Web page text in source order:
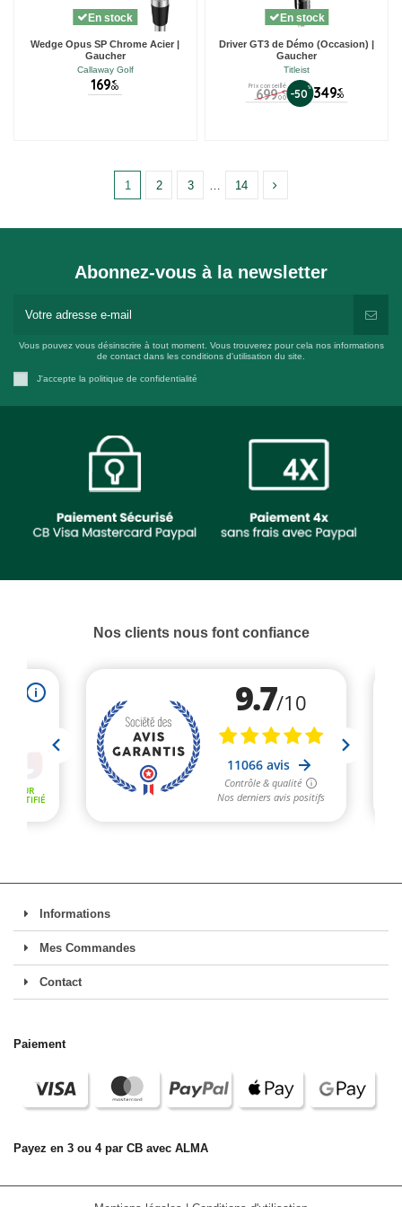
En stock
Wedge Opus SP Chrome Acier |
Gaucher
Callaway Golf
169 €
00
En stock
Driver GT3 de Démo (Occasion) |
Gaucher
Titleist
Prix conseillé
699 €
00 -50% 349 €
50
1 2 3 14
Abonnez-vous à la newsletter
Vous pouvez vous désinscrire à tout moment. Vous trouverez pour cela nos informations
de contact dans les conditions d'utilisation du site.
J'accepte la politique de confidentialité
Nos clients nous font confiance
Informations
Mes Commandes
Contact
Paiement
Payez en 3 ou 4 par CB avec ALMA